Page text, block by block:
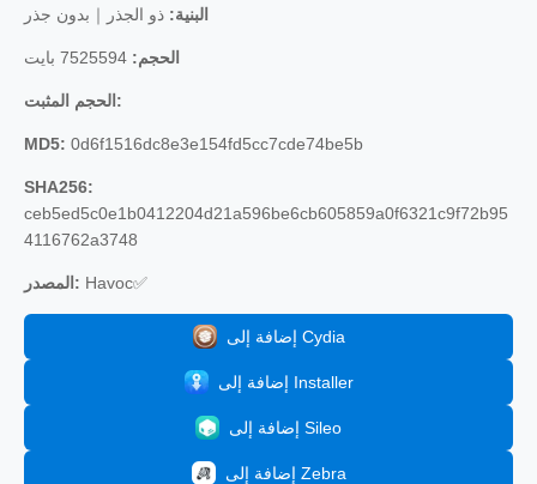
البنية: ذو الجذر｜بدون جذر
الحجم:
الحجم المثبت:
MD5: 0d6f1516dc8e3e154fd5cc7cde74be5b
SHA256:
ceb5ed5c0e1b0412204d21a596be6cb605859a0f6321c9f72b95
4116762a3748
المصدر: Havoc✅
إضافة إلى Cydia
إضافة إلى Installer
إضافة إلى Sileo
إضافة إلى Zebra